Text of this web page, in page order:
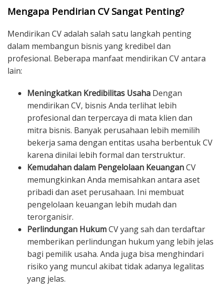
Mengapa Pendirian CV Sangat Penting?
Mendirikan CV adalah salah satu langkah penting
dalam membangun bisnis yang kredibel dan
profesional. Beberapa manfaat mendirikan CV antara
lain:
Meningkatkan Kredibilitas Usaha Dengan
mendirikan CV, bisnis Anda terlihat lebih
profesional dan terpercaya di mata klien dan
mitra bisnis. Banyak perusahaan lebih memilih
bekerja sama dengan entitas usaha berbentuk CV
karena dinilai lebih formal dan terstruktur.
Kemudahan dalam Pengelolaan KeuanganCV
memungkinkan Anda memisahkan antara aset
pribadi dan aset perusahaan. Ini membuat
pengelolaan keuangan lebih mudah dan
terorganisir.
Perlindungan HukumCV yang sah dan terdaftar
memberikan perlindungan hukum yang lebih jelas
bagi pemilik usaha. Anda juga bisa menghindari
risiko yang muncul akibat tidak adanya legalitas
yang jelas.